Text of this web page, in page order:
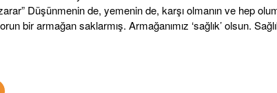
Düşünmenin de, yemenin de, karşı olmanın ve hep
bir armağan saklarmış. Armağanımız ‘sağlık’ olsun.